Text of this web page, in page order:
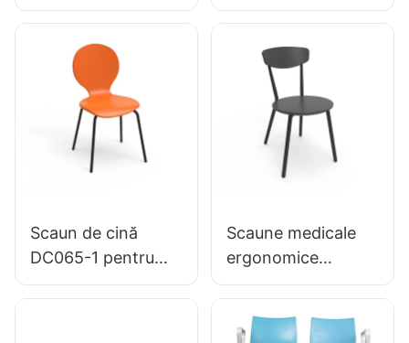
mijloc BC133
urgență producător
de scaune de
frunte Hewei
cină de familie
personalizat în vrac
cumpărat hewei
Scaun de cină
DC065-1 pentru
Family Restaurant
Scaune medicale
ergonomice
DC136-1 pentru
angrosistul Hewei